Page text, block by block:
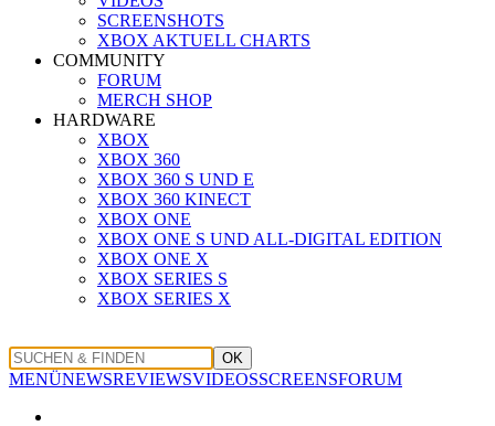
SCREENSHOTS
XBOX AKTUELL CHARTS
COMMUNITY
FORUM
MERCH SHOP
HARDWARE
XBOX
XBOX 360
XBOX 360 S UND E
XBOX 360 KINECT
XBOX ONE
XBOX ONE S UND ALL-DIGITAL EDITION
XBOX ONE X
XBOX SERIES S
XBOX SERIES X
OK
MENÜNEWSREVIEWSVIDEOSSCREENSFORUM